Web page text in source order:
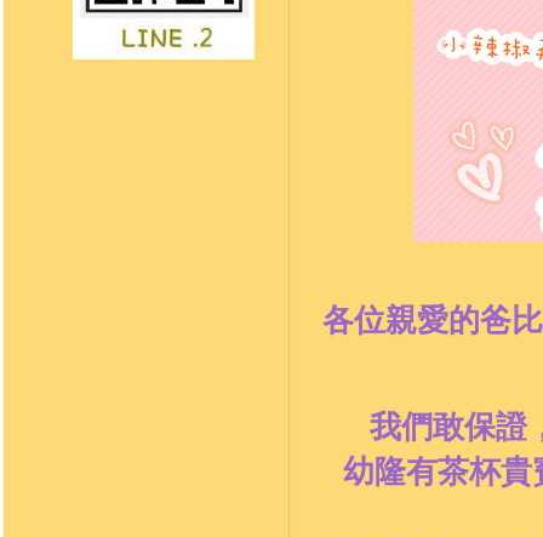
各位親愛的爸
我們敢保證
幼隆有茶杯貴